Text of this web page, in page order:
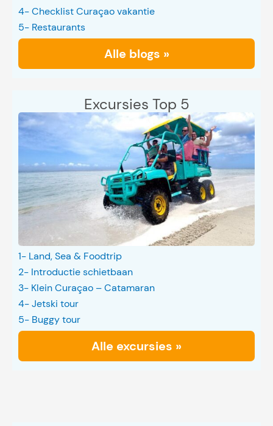
4- Checklist Curaçao vakantie
5- Restaurants
Alle blogs »
Excursies Top 5
1- Land, Sea & Foodtrip
2- Introductie schietbaan
3- Klein Curaçao – Catamaran
4- Jetski tour
5- Buggy tour
Alle excursies »